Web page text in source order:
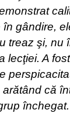
în gândire,
treaz şi, nu
lecţiei. A
că